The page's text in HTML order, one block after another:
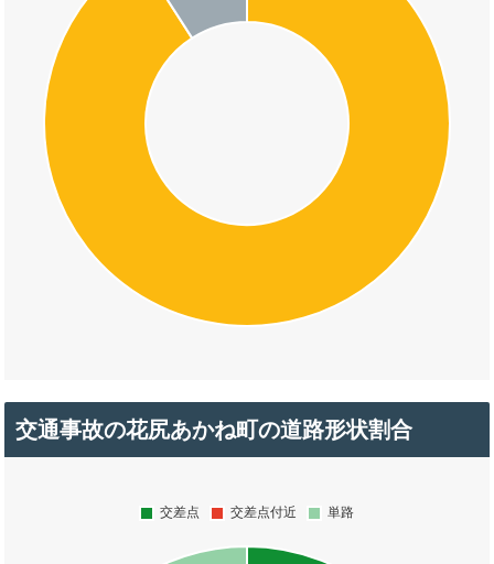
交通事故の花尻あかね町の道路形状割合